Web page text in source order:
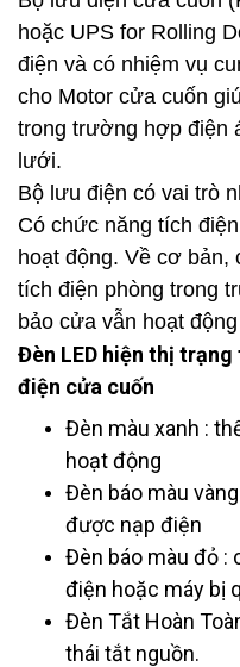
hoặc UPS for Rolling
điện và có nhiệm vụ
cho Motor cửa cuốn
trong trường hợp điện
lưới.
Bộ lưu điện có vai trò
Có chức năng tích
hoạt động. Về cơ bản,
tích điện phòng trong
bảo cửa vẫn hoạt
Đèn LED hiện thị
điện cửa cuốn
Đèn màu xanh :
hoạt động
Đèn báo màu
được nạp điện
Đèn báo màu đỏ :
điện hoặc máy bị
Đèn Tắt Hoàn
thái tắt nguồn.